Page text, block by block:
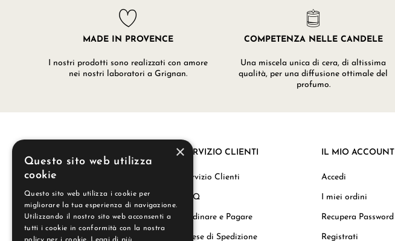
MADE IN PROVENCE
I nostri prodotti sono realizzati con amore
nei nostri laboratori a Grignan.
COMPETENZA NELLE CANDELE
Una miscela unica di cera, di altissima
qualità, per una diffusione ottimale del
profumo.
La nostra storia
Regali aziendali
Carta del Benessere
Le Nostre Candele
SERVIZIO CLIENTI
Servizio Clienti
FAQ
Ordinare e Pagare
Spese di Spedizione
IL MIO ACCOUNT
Accedi
I miei ordini
Recupera Password
Registrati
×
Questo sito web utilizza
cookie
Questo sito web utilizza i cookie per
migliorare la tua esperienza di navigazione.
Utilizzando il nostro sito web acconsenti a
tutti i cookie in conformità con la nostra